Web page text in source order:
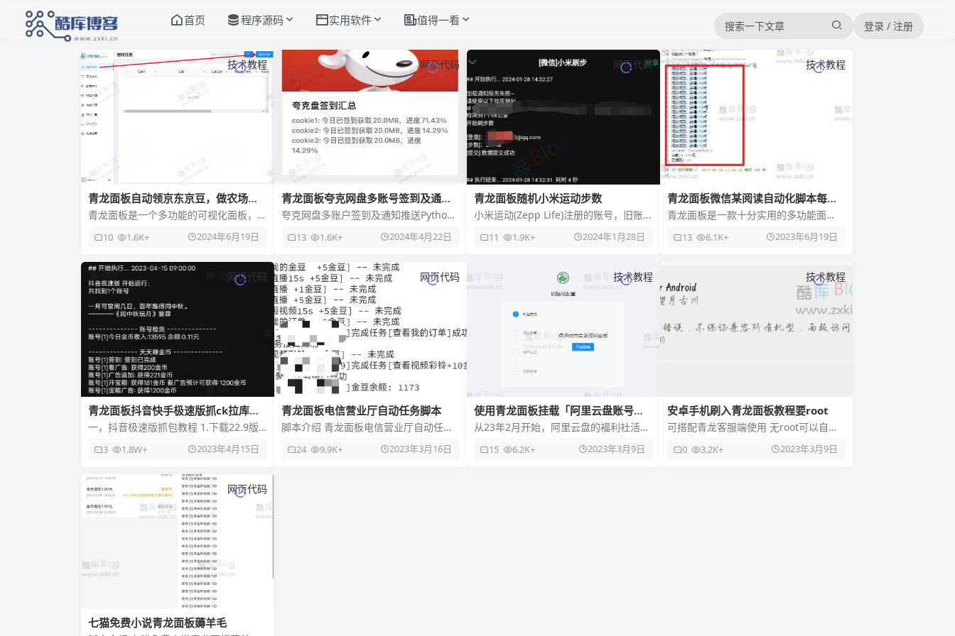
首页 程序源码 实用软件 值得一看 登录 / 注册
技术教程
青龙面板自动领京东京豆，做农场浇
水、萌宠、种豆、签到等任务
青龙面板是一个多功能的可视化面板，
面板来自动执行京东领京豆，做东东
10 1.6K+ 2024年6月19日
网页代码
青龙面板夸克网盘多账号签到及通知
推送
夸克网盘多账户签到及通知推送Python
发的可以挂到青龙面板，
13 1.6K+ 2024年4月22日
网页代码
青龙面板随机小米运动步数
小米运动(Zepp Life)注册的账号，旧账
环境变量 ydbs
11 1.9K+ 2024年1月28日
技术教程
青龙面板微信某阅读自动化脚本每天2
块
青龙面板是一款十分实用的多功能面
作。而微信某阅读脚本则是基于青龙面
13 6.1K+ 2023年6月19日
网页代码
青龙面板抖音快手极速版抓ck拉库脚
本
一，抖音极速版抓包教程 1.下载22.9版
件抓包是这个版本的，
3 1.8W+ 2023年4月15日
网页代码
青龙面板电信营业厅自动任务脚本
脚本介绍 青龙面板电信营业厅自动任务
包含星播客任务和喂宠物，没
24 9.9K+ 2023年3月16日
技术教程
使用青龙面板挂载「阿里云盘账号」
自动签到领会员福利
从23年2月开始，阿里云盘的福利社活动
签到领取的会员似乎有点不够用
15 6.2K+ 2023年3月9日
技术教程
安卓手机刷入青龙面板教程要root
可搭配青龙客服端使用 无root可以自行
机，手机的或许也可以（没试
0 3.2K+ 2023年3月9日
网页代码
七猫免费小说青龙面板薅羊毛